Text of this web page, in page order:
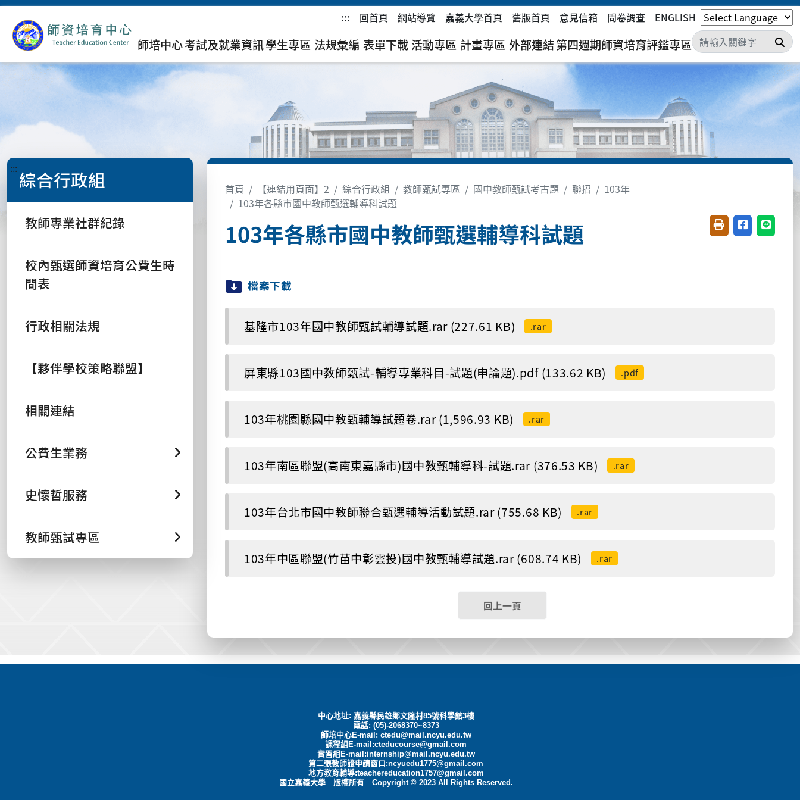
::: 回首頁 網站導覽 嘉義大學首頁 舊版首頁 意見信箱 問卷調查 ENGLISH
師培中心考試及就業資訊學生專區 法規彙編 表單下載 活動專區 計畫專區 外部連結第四週期師資培育評鑑專區 搜
::: 綜合行政組
教師專業社群紀錄
校內甄選師資培育公費生時
間表
行政相關法規
【夥伴學校策略聯盟】
相關連結
公費生業務
史懷哲服務
教師甄試專區
首頁 【連結用頁面】2 綜合行政組 教師甄試專區 國中教師甄試考古題 聯招
103年
103年各縣市國中教師甄選輔導科試題
103年各縣市國中教師甄選輔導科試題 友善列印(開新視窗)
分享至臉書(
分享至
檔案下載
基隆市103年國中教師甄試輔導試題.rar (227.61 KB) .rar
屏東縣103國中教師甄試-輔導專業科目-試題(申論題).pdf (133.62 KB) .pdf
103年桃園縣國中教甄輔導試題卷.rar (1,596.93 KB) .rar
103年南區聯盟(高南東嘉縣市)國中教甄輔導科-試題.rar (376.53 KB) .rar
103年台北市國中教師聯合甄選輔導活動試題.rar (755.68 KB) .rar
103年中區聯盟(竹苗中彰雲投)國中教甄輔導試題.rar (608.74 KB) .rar
回上一頁
中心地址: 嘉義縣民雄鄉文隆村85號科學館3樓
電話: (05)-2068370~8373
師培中心E-mail: ctedu@mail.ncyu.edu.tw
課程組E-mail:cteducourse@gmail.com
實習組E-mail:internship@mail.ncyu.edu.tw
第二張教師證申請窗口:ncyuedu1775@gmail.com
地方教育輔導:teachereducation1757@gmail.com
國立嘉義大學 版權所有 Copyright © 2023 All Rights Reserved.